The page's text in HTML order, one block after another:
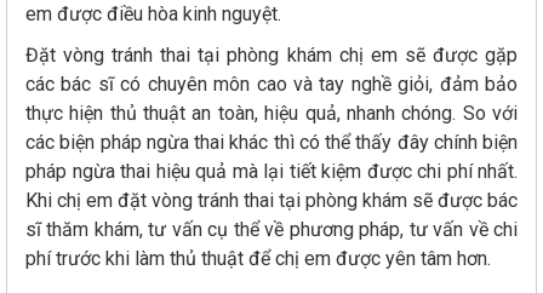
em được điều hòa kinh nguyệt.
Đặt vòng tránh thai tại phòng khám chị em sẽ được gặp
các bác sĩ có chuyên môn cao và tay nghề giỏi, đảm bảo
thực hiện thủ thuật an toàn, hiệu quả, nhanh chóng. So với
các biện pháp ngừa thai khác thì có thể thấy đây chính biện
pháp ngừa thai hiệu quả mà lại tiết kiệm được chi phí nhất.
Khi chị em đặt vòng tránh thai tại phòng khám sẽ được bác
sĩ thăm khám, tư vấn cụ thể về phương pháp, tư vấn về chi
phí trước khi làm thủ thuật để chị em được yên tâm hơn.